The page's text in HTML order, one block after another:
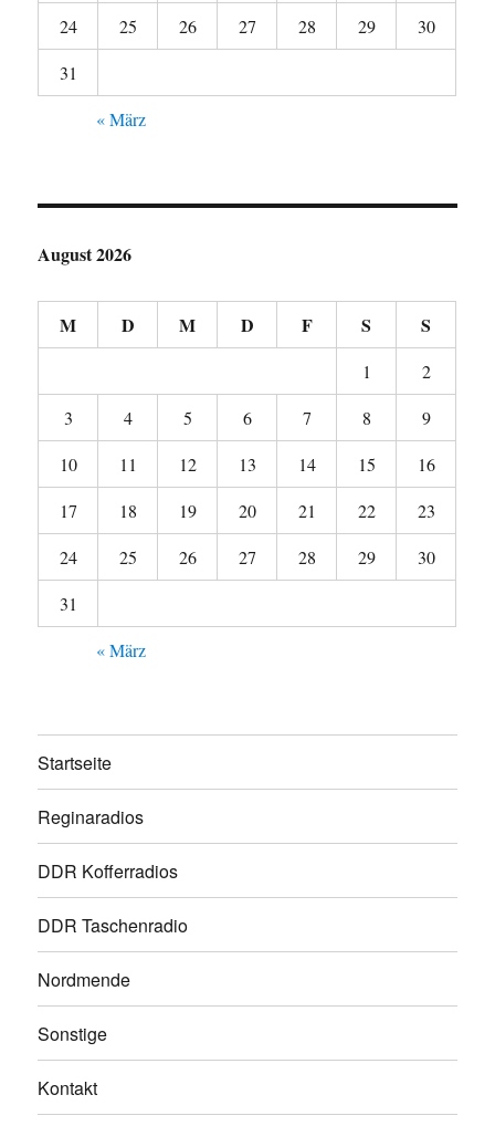
24
25 26 27 28 29
30
31
« März
August 2026
M D M D F S S
1
2
3
4 5 6 7 8
9
10
11 12 13 14 15
16
17
18 19 20 21 22
23
24
25 26 27 28 29
30
31
« März
Startseite
Reginaradios
DDR Kofferradios
DDR Taschenradio
Nordmende
Sonstige
Kontakt